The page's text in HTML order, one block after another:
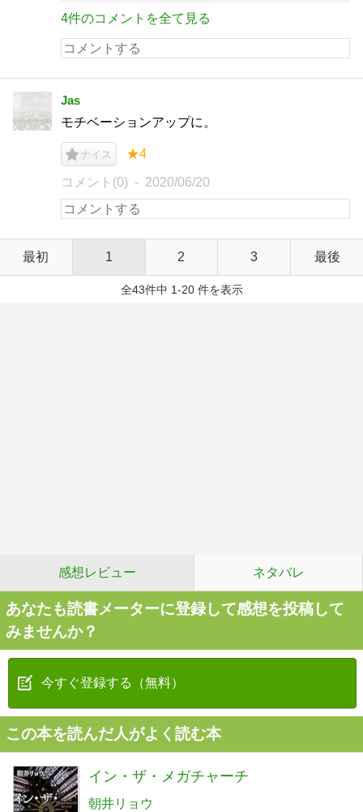
4件のコメントを全て見る
Jas
モチベーションアップに。
ナイス ★4
コメント(0) 2020/06/20
最初 1 2 3 最後
全43件中 1-20 件を表示
感想レビュー ネタバレ
あなたも読書メーターに登録して感想を投稿して
みませんか？
今すぐ登録する（無料）
この本を読んだ人がよく読む本
イン・ザ・メガチャーチ
朝井リョウ